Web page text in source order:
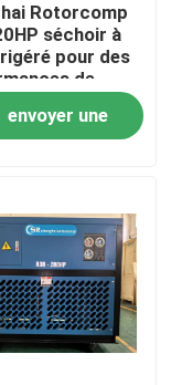
Rotorcomp
séchoir à
pour des
de
supérieures
envoyer une